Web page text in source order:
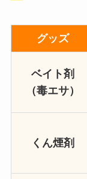
グッズ
ベイト剤
（毒エサ）
くん煙剤